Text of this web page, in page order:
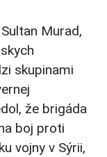
Murad,
skupinami
že brigáda
boj proti
vojny v Sýrii,